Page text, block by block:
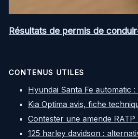
Résultats de permis de
CONTENUS UTILES
Hyundai Santa Fe automatic
Kia Optima avis, fiche
Contester une amende
125 harley davidson :